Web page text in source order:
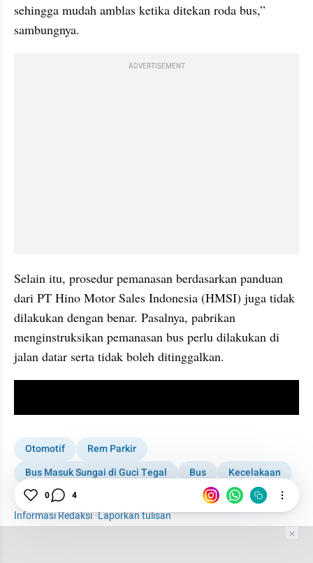
sehingga mudah amblas ketika ditekan roda bus,”
sambungnya.
ADVERTISEMENT
Selain itu, prosedur pemanasan berdasarkan panduan
dari PT Hino Motor Sales Indonesia (HMSI) juga tidak
dilakukan dengan benar. Pasalnya, pabrikan
menginstruksikan pemanasan bus perlu dilakukan di
jalan datar serta tidak boleh ditinggalkan.
Otomotif
Rem Parkir
Bus Masuk Sungai di Guci Tegal
Bus
Kecelakaan
Tegal
KNKT
Informasi Redaksi·Laporkan tulisan
0 4